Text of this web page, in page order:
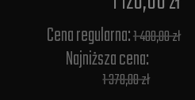
Cena regularna:1 400,00 zł
Najniższa cena:
1 378,00 zł